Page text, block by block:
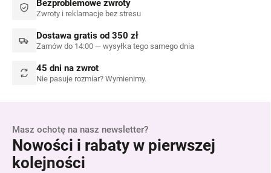
Bezproblemowe zwroty
Zwroty i reklamacje bez stresu
Dostawa gratis od 350 zł
Zamów do 14:00 — wysyłka tego samego dnia
45 dni na zwrot
Nie pasuje rozmiar? Wymienimy.
Masz ochotę na nasz newsletter?
Nowości i rabaty w pierwszej
kolejności